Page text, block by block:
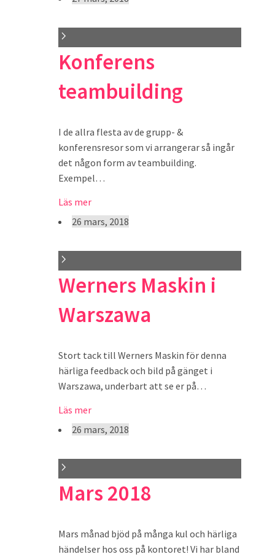
Konferens
teambuilding
I de allra flesta av de grupp- &
konferensresor som vi arrangerar så ingår
det någon form av teambuilding.
Exempel…
Läs mer
26 mars, 2018
Werners Maskin i
Warszawa
Stort tack till Werners Maskin för denna
härliga feedback och bild på gänget i
Warszawa, underbart att se er på…
Läs mer
26 mars, 2018
Mars 2018
Mars månad bjöd på många kul och härliga
händelser hos oss på kontoret! Vi har bland